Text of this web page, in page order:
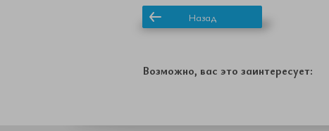
Назад
Возможно, вас это заинтересует: